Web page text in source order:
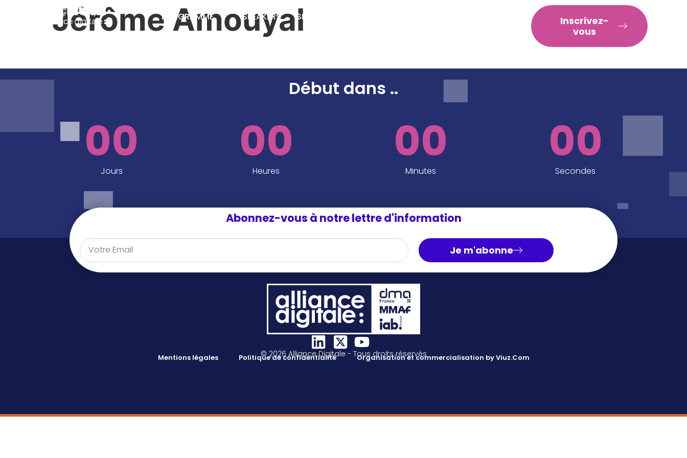
PROGRAMME SPEAKERS SPONSORS ET PARTENAIRES
Inscrivez-
vous
Jérôme Amouyal
Début dans ..
00
Jours
00
Heures
00
Minutes
00
Secondes
Abonnez-vous à notre lettre d'information
Je m'abonne
© 2026 Alliance Digitale - Tous droits réservés
Mentions légales Politique de confidentialité Organisation et commercialisation by Viuz.Com